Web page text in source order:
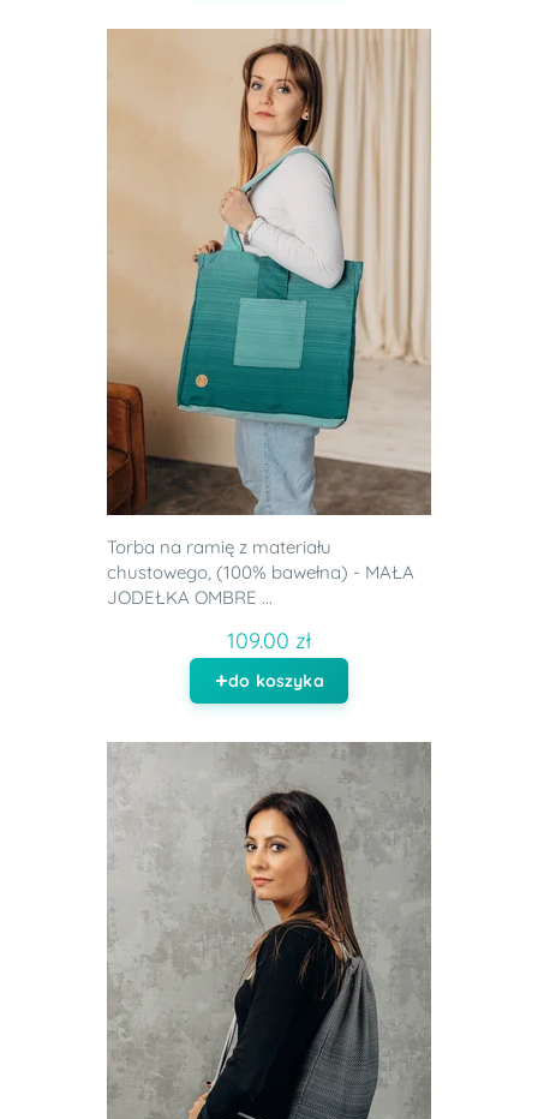
Torba na ramię z materiału
chustowego, (100% bawełna) - MAŁA
JODEŁKA OMBRE ...
109.00 zł
do koszyka